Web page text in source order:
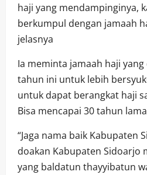
haji yang mendampinginya,
berkumpul dengan jamaah
jelasnya
Ia meminta jamaah haji
tahun ini untuk lebih
untuk dapat berangkat haji
Bisa mencapai 30 tahun
“Jaga nama baik Kabupaten
doakan Kabupaten Sidoarjo
yang baldatun thayyibatun